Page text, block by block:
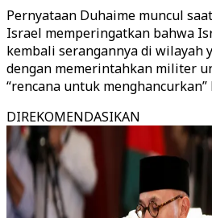
Pernyataan Duhaime muncul
Israel memperingatkan bahwa
kembali serangannya di wilayah
dengan memerintahkan militer
“rencana untuk menghancurkan”
DIREKOMENDASIKAN